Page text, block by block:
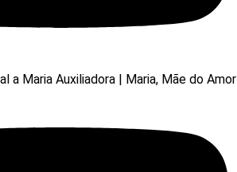
a Maria Auxiliadora | Maria, Mãe do Amor